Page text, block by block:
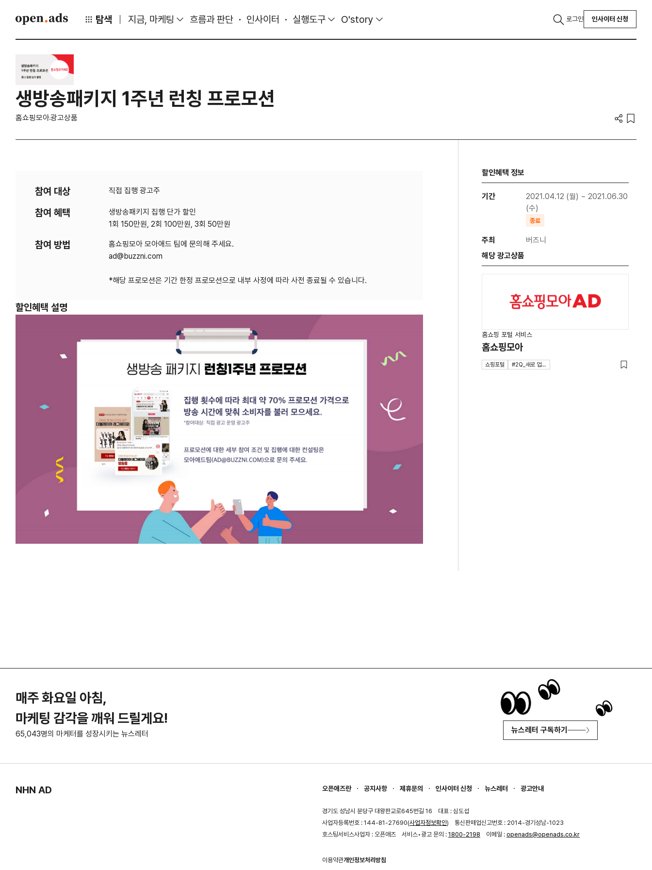
탐색 지금, 마케팅 흐름과 판단 인사이터 실행도구 O'story 로그인 인사이터 신청
생방송패키지 1주년 런칭 프로모션
홈쇼핑모아광고상품
참여 대상 직접 집행 광고주
참여 혜택
생방송패키지 집행 단가 할인
1회 150만원, 2회 100만원, 3회 50만원
참여 방법
홈쇼핑모아 모아애드 팀에 문의해 주세요.
ad@buzzni.com
*해당 프로모션은 기간 한정 프로모션으로 내부 사정에 따라 사전 종료될 수 있습니다.
할인혜택 설명
할인혜택 정보
기간
2021.04.12 (월) ~ 2021.06.30
(수)
종료
주최
버즈니
해당 광고상품
홈쇼핑 포털 서비스
홈쇼핑모아
쇼핑포털 #2Q_새로 업데이트 되었어요!
매주 화요일 아침,
마케팅 감각을 깨워 드릴게요!
65,043명의 마케터를 성장시키는 뉴스레터 뉴스레터 구독하기
NHN AD 오픈애즈란 공지사항 제휴문의 인사이터 신청 뉴스레터 광고안내
경기도 성남시 분당구 대왕판교로645번길 16
대표 : 심도섭
사업자등록번호 : 144-81-27690(사업자정보확인)
통신판매업신고번호 : 2014-경기성남-1023
호스팅서비스사업자 : 오픈애즈
서비스•광고 문의 : 1800-2198 이메일 : openads@openads.co.kr
이용약관개인정보처리방침